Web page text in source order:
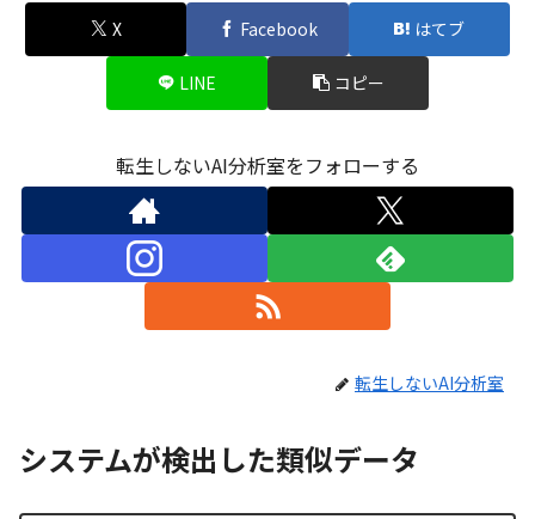
X Facebook はてブ
LINE コピー
転生しないAI分析室をフォローする
転生しないAI分析室
システムが検出した類似データ